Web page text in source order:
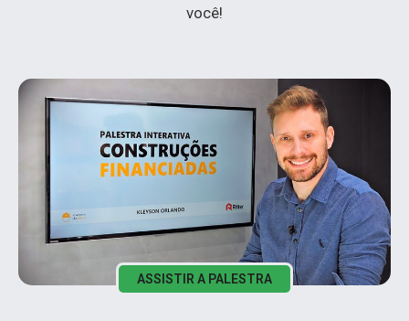
você!
ASSISTIR A PALESTRA
A PALESTRA